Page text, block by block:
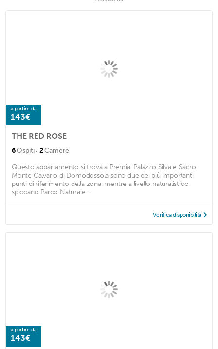
a partire da
143€
THE RED ROSE
6Ospiti · 2Camere
Questo appartamento si trova a Premia. Palazzo Silva e Sacro
Monte Calvario di Domodossola sono due dei più importanti
punti di riferimento della zona, mentre a livello naturalistico
spiccano Parco Naturale ...
Verifica disponibilità
a partire da
143€